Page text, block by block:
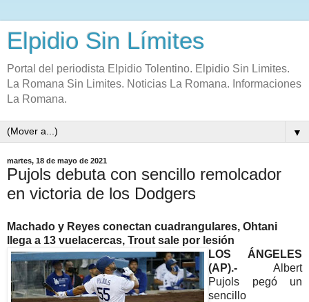
Elpidio Sin Límites
Portal del periodista Elpidio Tolentino. Elpidio Sin Limites.
La Romana Sin Limites. Noticias La Romana. Informaciones
La Romana.
▼
martes, 18 de mayo de 2021
Pujols debuta con sencillo remolcador
en victoria de los Dodgers
Machado y Reyes conectan cuadrangulares, Ohtani
llega a 13 vuelacercas, Trout sale por lesión
LOS ÁNGELES
(AP).- Albert
Pujols pegó un
sencillo